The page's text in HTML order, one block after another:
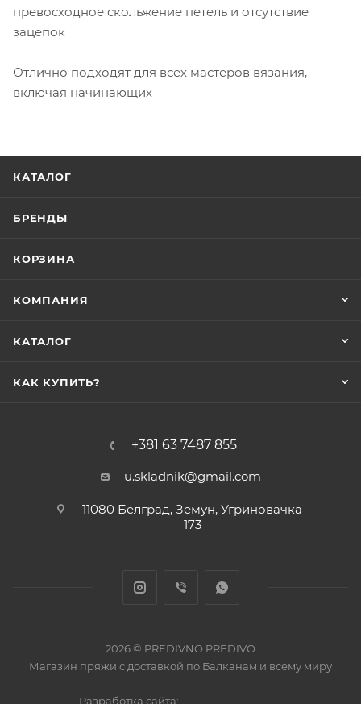
превосходное скольжение петель и отсутствие
зацепок
Отлично подходят для всех мастеров вязания,
включая начинающих
КАТАЛОГ
БРЕНДЫ
КОРЗИНА
КОМПАНИЯ
КАТАЛОГ
КАК КУПИТЬ?
+381 63 7487 855
u.skladnik@gmail.com
11080 Белград, Земун, Угриновачка
173
2026 © PREDIVNO PREDIVO
Магазин пряжи с доставкой по Балканам и всему миру
Разработка сайта: